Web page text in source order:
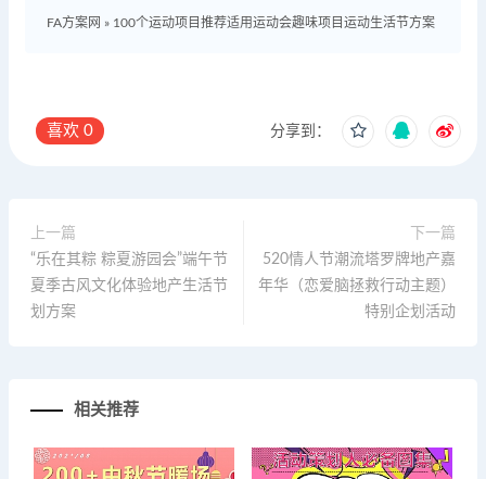
FA方案网 » 100个运动项目推荐适用运动会趣味项目运动生活节方案
喜欢 0 分享到：
上一篇
“乐在其粽 粽夏游园会”端午节
夏季古风文化体验地产生活节
划方案
下一篇
520情人节潮流塔罗牌地产嘉
年华（恋爱脑拯救行动主题）
特别企划活动
相关推荐